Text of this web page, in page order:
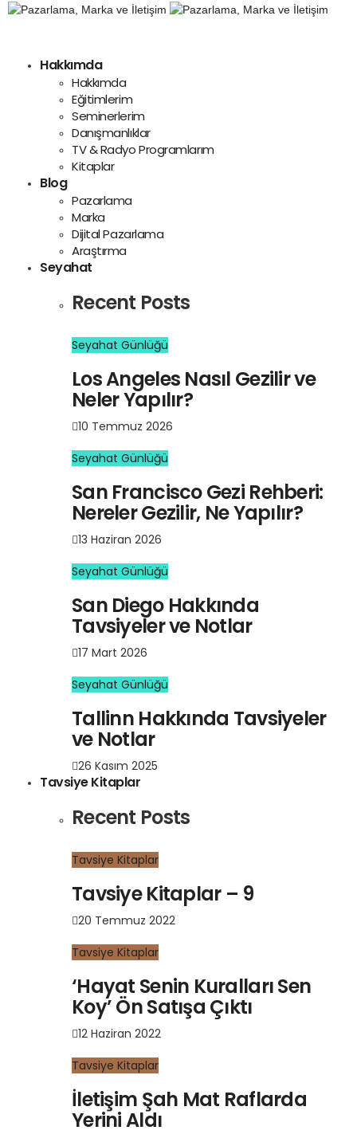
Hakkımda
Hakkımda
Eğitimlerim
Seminerlerim
Danışmanlıklar
TV & Radyo Programlarım
Kitaplar
Blog
Pazarlama
Marka
Dijital Pazarlama
Araştırma
Seyahat
Recent Posts
Seyahat Günlüğü
Los Angeles Nasıl Gezilir ve
Neler Yapılır?
10 Temmuz 2026
Seyahat Günlüğü
San Francisco Gezi Rehberi:
Nereler Gezilir, Ne Yapılır?
13 Haziran 2026
Seyahat Günlüğü
San Diego Hakkında
Tavsiyeler ve Notlar
17 Mart 2026
Seyahat Günlüğü
Tallinn Hakkında Tavsiyeler
ve Notlar
26 Kasım 2025
Tavsiye Kitaplar
Recent Posts
Tavsiye Kitaplar
Tavsiye Kitaplar – 9
20 Temmuz 2022
Tavsiye Kitaplar
‘Hayat Senin Kuralları Sen
Koy’ Ön Satışa Çıktı
12 Haziran 2022
Tavsiye Kitaplar
İletişim Şah Mat Raflarda
Yerini Aldı